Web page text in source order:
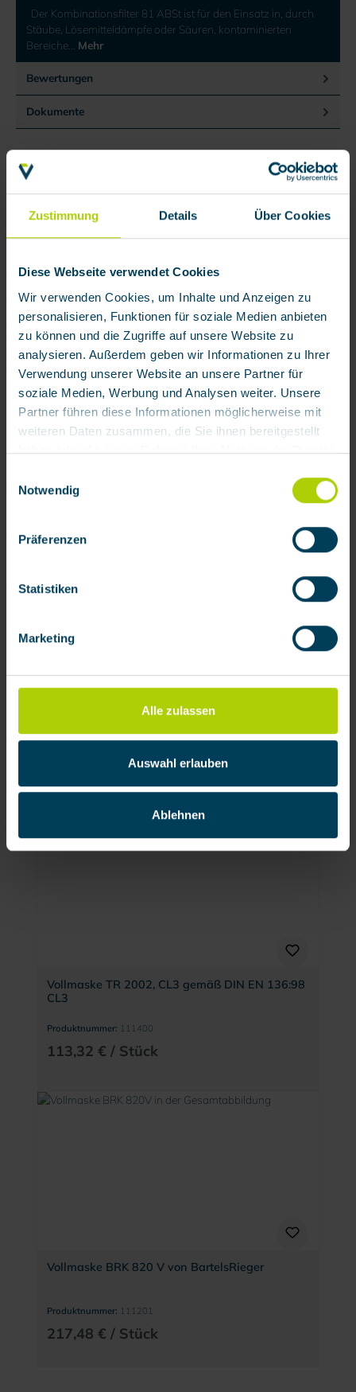
Zustimmung Details Über Cookies
Diese Webseite verwendet Cookies
Wir verwenden Cookies, um Inhalte und Anzeigen zu
personalisieren, Funktionen für soziale Medien anbieten
zu können und die Zugriffe auf unsere Website zu
analysieren. Außerdem geben wir Informationen zu Ihrer
Verwendung unserer Website an unsere Partner für
soziale Medien, Werbung und Analysen weiter. Unsere
Partner führen diese Informationen möglicherweise mit
weiteren Daten zusammen, die Sie ihnen bereitgestellt
haben oder die sie im Rahmen Ihrer Nutzung der Dienste
Mit Klick auf „[Zustimmen / Alles akzeptieren / etc.]“
erteilen Sie Ihre Einwilligung auch in die Weitergabe über
Ihr Verhalten in unserem Shop an unseren Partner, die
Deutschland), die diese Daten Ihnen nicht persönlich
zuordnen kann, sie aber zu eigenen Zwecken (z.B.
verarbeiten darf.
Notwendig
Präferenzen
Statistiken
Marketing
Alle zulassen
Auswahl erlauben
Ablehnen
Der Kombinationsfilter 81 ABSt ist für den Einsatz in, durch
Stäube, Lösemitteldämpfe oder Säuren, kontaminierten
Bereiche… Mehr
Bewertungen
Dokumente
Produktgalerie überspringen
Zubehör
Vollmaske BRK 820 G von BartelsRieger
151,87 € / Stück
148,33 € / Stück
Vollmaske TR 2002, CL3 gemäß DIN EN 136:98
CL3
Produktnummer: 111400
113,32 € / Stück
Vollmaske BRK 820 V von BartelsRieger
Produktnummer: 111201
217,48 € / Stück